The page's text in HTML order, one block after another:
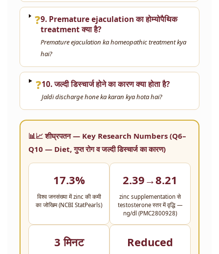
❓9. Premature ejaculation का होम्योपैथिक
treatment क्या है?
Premature ejaculation ka homeopathic treatment kya
hai?
❓10. जल्दी डिस्चार्ज होने का कारण क्या होता है?
Jaldi discharge hone ka karan kya hota hai?
📊📈 शीघ्रपतन — Key Research Numbers (Q6–
Q10 — Diet, गुप्त रोग व जल्दी डिस्चार्ज का कारण)
17.3%
विश्व जनसंख्या में zinc की कमी
का जोखिम (NCBI StatPearls)
2.39→8.21
zinc supplementation से
testosterone स्तर में वृद्धि —
ng/dl (PMC2800928)
3 मिनट Reduced